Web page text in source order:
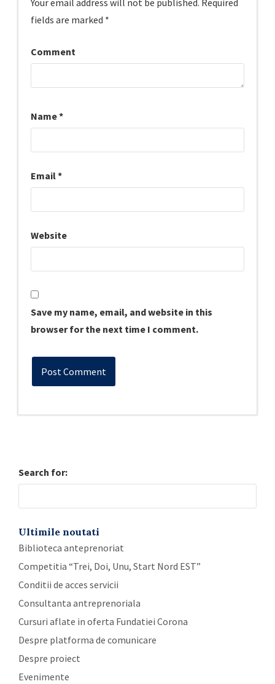
Your email address will not be published. Required
fields are marked *
Comment
Name*
Email*
Website
Save my name, email, and website in this
browser for the next time I comment.
Search for:
Ultimile noutati
Biblioteca anteprenoriat
Competitia “Trei, Doi, Unu, Start Nord EST”
Conditii de acces servicii
Consultanta antreprenoriala
Cursuri aflate in oferta Fundatiei Corona
Despre platforma de comunicare
Despre proiect
Evenimente